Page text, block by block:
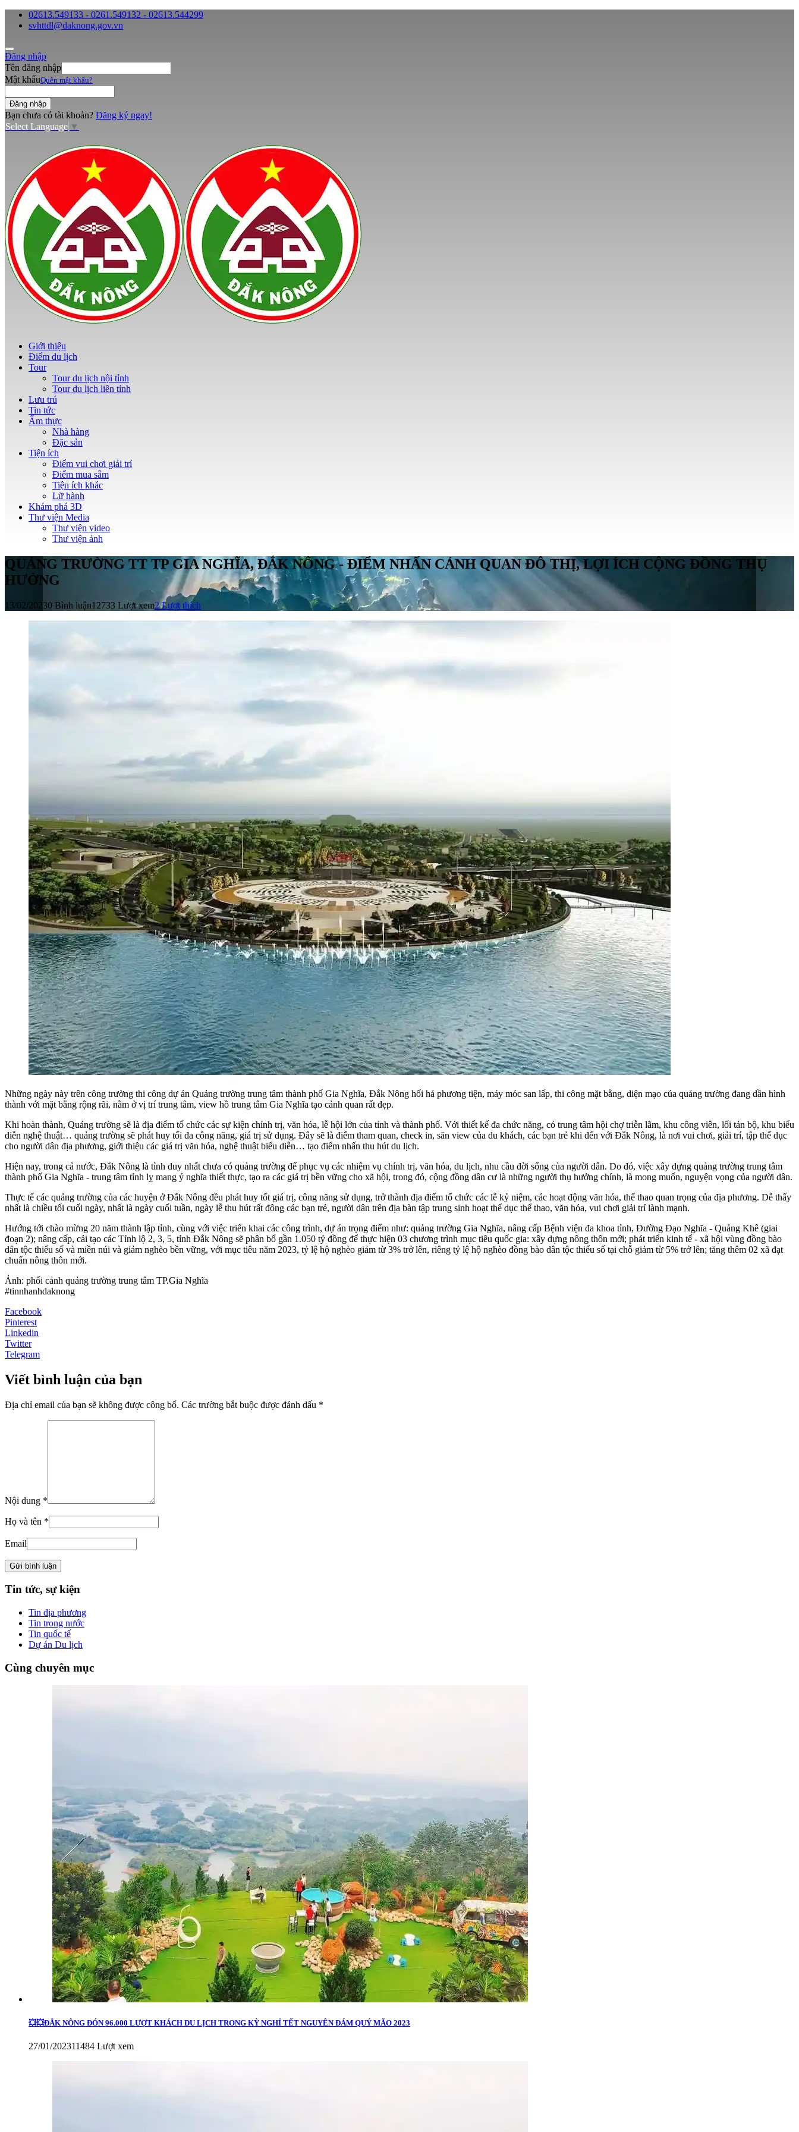
02613.549133 - 0261.549132 - 02613.544299
svhttdl@daknong.gov.vn
Đăng nhập
Tên đăng nhập
Mật khẩuQuên mật khẩu?
Bạn chưa có tài khoản? Đăng ký ngay!
Select Language ▼
Giới thiệu
Điểm du lịch
Tour
Tour du lịch nội tỉnh
Tour du lịch liên tỉnh
Lưu trú
Tin tức
Ẩm thực
Nhà hàng
Đặc sản
Tiện ích
Điểm vui chơi giải trí
Điểm mua sắm
Tiện ích khác
Lữ hành
Khám phá 3D
Thư viện Media
Thư viện video
Thư viện ảnh
QUẢNG TRƯỜNG TT TP GIA NGHĨA, ĐẮK NÔNG - ĐIỂM NHẤN CẢNH QUAN ĐÔ THỊ, LỢI ÍCH CỘNG ĐỒNG THỤ
HƯỞNG
13/02/20230 Bình luận12733 Lượt xem2Lượt thích
Những ngày này trên công trường thi công dự án Quảng trường trung tâm thành phố Gia Nghĩa, Đắk Nông hối hả phương tiện, máy móc san lấp, thi công mặt bằng, diện mạo của quảng trường đang dần hình
thành với mặt bằng rộng rãi, nằm ở vị trí trung tâm, view hồ trung tâm Gia Nghĩa tạo cảnh quan rất đẹp.
Khi hoàn thành, Quảng trường sẽ là địa điểm tổ chức các sự kiện chính trị, văn hóa, lễ hội lớn của tỉnh và thành phố. Với thiết kế đa chức năng, có trung tâm hội chợ triễn lãm, khu công viên, lối tản bộ, khu biểu
diễn nghệ thuật… quảng trường sẽ phát huy tối đa công năng, giá trị sử dụng. Đây sẽ là điểm tham quan, check in, săn view của du khách, các bạn trẻ khi đến với Đắk Nông, là nơi vui chơi, giải trí, tập thể dục
cho người dân địa phương, giới thiệu các giá trị văn hóa, nghệ thuật biểu diễn… tạo điểm nhấn thu hút du lịch.
Hiện nay, trong cả nước, Đắk Nông là tỉnh duy nhất chưa có quảng trường để phục vụ các nhiệm vụ chính trị, văn hóa, du lịch, nhu cầu đời sống của người dân. Do đó, việc xây dựng quảng trường trung tâm
thành phố Gia Nghĩa - trung tâm tỉnh lỵ mang ý nghĩa thiết thực, tạo ra các giá trị bền vững cho xã hội, trong đó, cộng đồng dân cư là những người thụ hưởng chính, là mong muốn, nguyện vọng của người dân.
Thực tế các quảng trường của các huyện ở Đắk Nông đều phát huy tốt giá trị, công năng sử dụng, trở thành địa điểm tổ chức các lễ kỷ niệm, các hoạt động văn hóa, thể thao quan trọng của địa phương. Dễ thấy
nhất là chiều tối cuối ngày, nhất là ngày cuối tuần, ngày lễ thu hút rất đông các bạn trẻ, người dân trên địa bàn tập trung sinh hoạt thể dục thể thao, văn hóa, vui chơi giải trí lành mạnh.
Hướng tới chào mừng 20 năm thành lập tỉnh, cùng với việc triển khai các công trình, dự án trọng điểm như: quảng trường Gia Nghĩa, nâng cấp Bệnh viện đa khoa tỉnh, Đường Đạo Nghĩa - Quảng Khê (giai
đoạn 2); nâng cấp, cải tạo các Tỉnh lộ 2, 3, 5, tỉnh Đắk Nông sẽ phân bổ gần 1.050 tỷ đồng để thực hiện 03 chương trình mục tiêu quốc gia: xây dựng nông thôn mới; phát triển kinh tế - xã hội vùng đồng bào
dân tộc thiểu số và miền núi và giảm nghèo bền vững, với mục tiêu năm 2023, tỷ lệ hộ nghèo giảm từ 3% trở lên, riêng tỷ lệ hộ nghèo đồng bào dân tộc thiểu số tại chỗ giảm từ 5% trở lên; tăng thêm 02 xã đạt
chuẩn nông thôn mới.
Ảnh: phối cảnh quảng trường trung tâm TP.Gia Nghĩa
#tinnhanhdaknong
Facebook
Pinterest
Linkedin
Twitter
Telegram
Viết bình luận của bạn
Địa chỉ email của bạn sẽ không được công bố. Các trường bắt buộc được đánh dấu *
Nội dung *
Họ và tên *
Email
Tin tức, sự kiện
Tin địa phương
Tin trong nước
Tin quốc tế
Dự án Du lịch
Cùng chuyên mục
💥💥ĐẮK NÔNG ĐÓN 96.000 LƯỢT KHÁCH DU LỊCH TRONG KỲ NGHỈ TẾT NGUYÊN ĐÁM QUÝ MÃO 2023
27/01/202311484 Lượt xem